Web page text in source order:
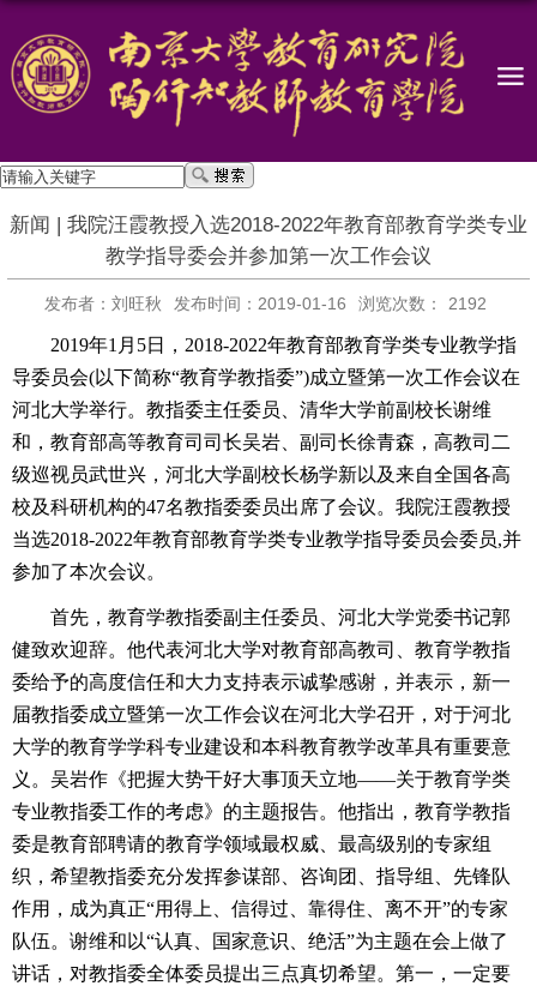
新闻 | 我院汪霞教授入选2018-2022年教育部教育学类专业
教学指导委会并参加第一次工作会议
发布者：刘旺秋 发布时间：2019-01-16 浏览次数： 2192
2019年1 月 5日， 2018-2022年教育部教育学类专业教学指
导委员会(以下简称“教育学教指委”)成立暨第一次工作会议在
河北大学举行。教指委主任委员、清华大学前副校长谢维
和，教育部高等教育司司长吴岩、副司长徐青森，高教司二
级巡视员武世兴，河北大学副校长杨学新以及来自全国各高
校及科研机构的47名教指委委员出席了会议。我院汪霞教授
当选2018-2022年教育部教育学类专业教学指导委员会委员,并
参加了本次会议。
首先，教育学教指委副主任委员、河北大学党委书记郭
健致欢迎辞。他代表河北大学对教育部高教司、教育学教指
委给予的高度信任和大力支持表示诚挚感谢，并表示，新一
届教指委成立暨第一次工作会议在河北大学召开，对于河北
大学的教育学学科专业建设和本科教育教学改革具有重要意
义。吴岩作《把握大势干好大事顶天立地——关于教育学类
专业教指委工作的考虑》的主题报告。他指出，教育学教指
委是教育部聘请的教育学领域最权威、最高级别的专家组
织，希望教指委充分发挥参谋部、咨询团、指导组、先锋队
作用，成为真正“用得上、信得过、靠得住、离不开”的专家
队伍。谢维和以“认真、国家意识、绝活”为主题在会上做了
讲话，对教指委全体委员提出三点真切希望。第一，一定要